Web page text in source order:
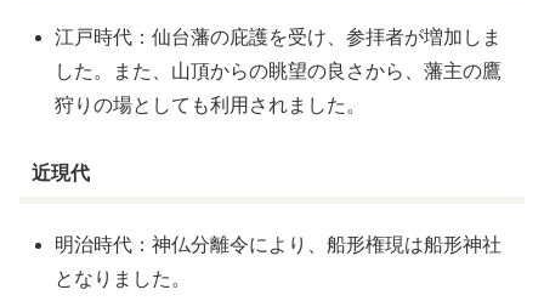
江戸時代：仙台藩の庇護を受け、参拝者が増加しま
した。また、山頂からの眺望の良さから、藩主の鷹
狩りの場としても利用されました。
近現代
明治時代：神仏分離令により、船形権現は船形神社
となりました。